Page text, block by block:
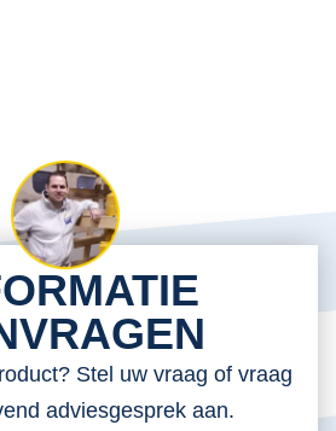
Stel uw vraag of vraag
adviesgesprek aan.